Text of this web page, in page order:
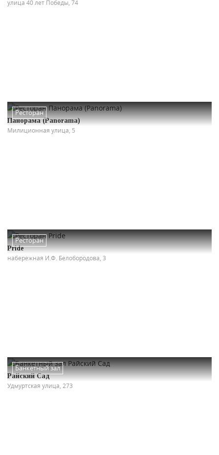
улица 40 лет Победы, 74
Ресторан
Панорама (Panorama)
Милиционная улица, 5
Ресторан
Pride
набережная И.Ф. Белобородова, 3
Банкетный зал
Райский Сад
Удмуртская улица, 273